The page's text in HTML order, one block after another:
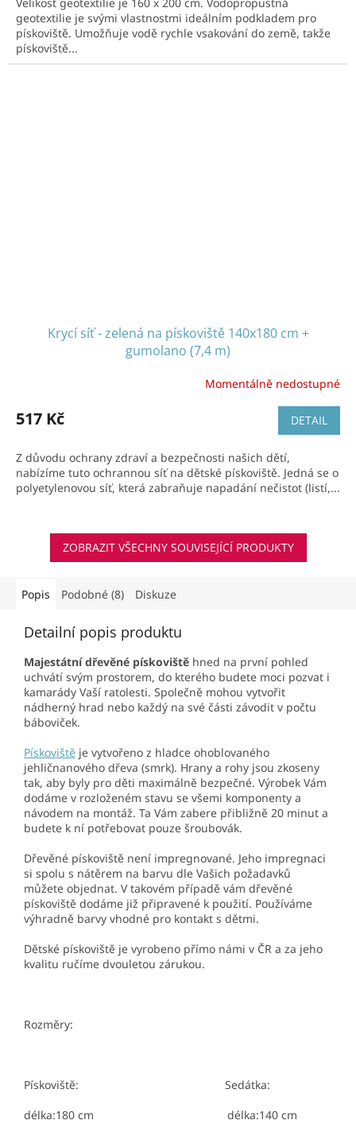
Velikost geotextilie je 160 x 200 cm. Vodopropustná
geotextilie je svými vlastnostmi ideálním podkladem pro
pískoviště. Umožňuje vodě rychle vsakování do země, takže
pískoviště...
Krycí síť - zelená na pískoviště 140x180 cm +
gumolano (7,4 m)
Momentálně nedostupné
517 Kč DETAIL
Z důvodu ochrany zdraví a bezpečnosti našich dětí,
nabízíme tuto ochrannou síť na dětské pískoviště. Jedná se o
polyetylenovou síť, která zabraňuje napadání nečistot (listí,...
ZOBRAZIT VŠECHNY SOUVISEJÍCÍ PRODUKTY
Popis Podobné (8) Diskuze
Detailní popis produktu
Majestátní dřevěné pískoviště hned na první pohled
uchvátí svým prostorem, do kterého budete moci pozvat i
kamarády Vaší ratolesti. Společně mohou vytvořit
nádherný hrad nebo každý na své části závodit v počtu
báboviček.
Pískoviště je vytvořeno z hladce ohoblovaného
jehličnanového dřeva (smrk). Hrany a rohy jsou zkoseny
tak, aby byly pro děti maximálně bezpečné. Výrobek Vám
dodáme v rozloženém stavu se všemi komponenty a
návodem na montáž. Ta Vám zabere přibližně 20 minut a
budete k ní potřebovat pouze šroubovák.
Dřevěné pískoviště není impregnované. Jeho impregnaci
si spolu s nátěrem na barvu dle Vašich požadavků
můžete objednat. V takovém případě vám dřevěné
pískoviště dodáme již připravené k použití. Používáme
výhradně barvy vhodné pro kontakt s dětmi.
Dětské pískoviště je vyrobeno přímo námi v ČR a za jeho
kvalitu ručíme dvouletou zárukou.
Rozměry:
Pískoviště: Sedátka:
délka:180 cm délka:140 cm